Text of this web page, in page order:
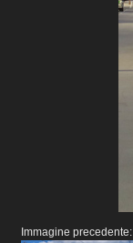
Immagine precedente: